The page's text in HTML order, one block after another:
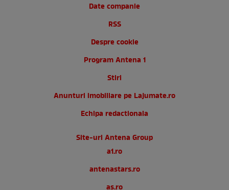
Date companie
RSS
Despre cookie
Program Antena 1
Stiri
Anunturi imobiliare pe Lajumate.ro
Echipa redactionala
Site-uri Antena Group
a1.ro
antenastars.ro
as.ro